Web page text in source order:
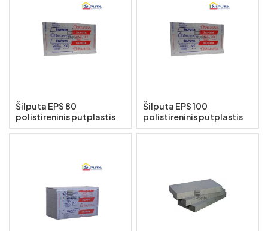
Šilputa EPS 80
polistireninis putplastis
Šilputa EPS 100
polistireninis putplastis